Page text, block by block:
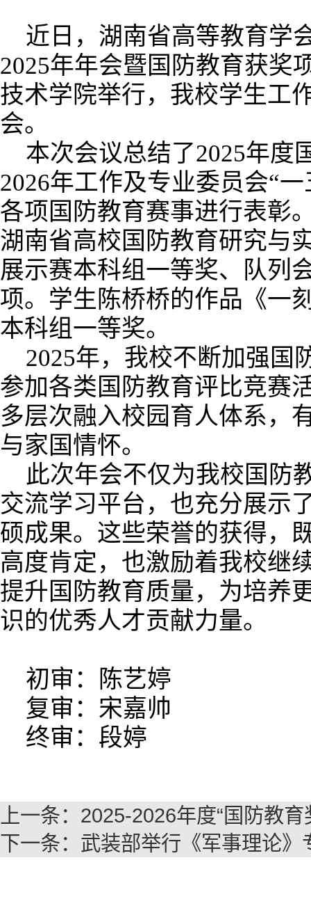
近日，湖南省高等教育学
2025年年会暨国防教育获奖
技术学院举行，我校学生工
会。
本次会议总结了2025年度
2026年工作及专业委员会“
各项国防教育赛事进行表彰
湖南省高校国防教育研究与
展示赛本科组一等奖、队列
项。学生陈桥桥的作品《一
本科组一等奖。
2025年，我校不断加强国
参加各类国防教育评比竞赛
多层次融入校园育人体系，
与家国情怀。
此次年会不仅为我校国防
交流学习平台，也充分展示
硕成果。这些荣誉的获得，
高度肯定，也激励着我校继
提升国防教育质量，为培养
识的优秀人才贡献力量。
初审：陈艺婷
复审：宋嘉帅
终审：段婷
上一条： 2025-2026年度“国防教
下一条： 武装部举行《军事理论》